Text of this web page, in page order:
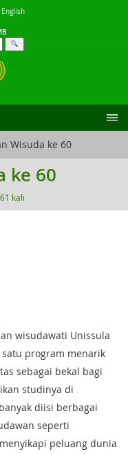
English
Wisuda ke 60
ke 60
kali
wisudawati Unissula
program menarik
sebagai bekal bagi
studinya di
diisi berbagai
seperti
peluang dunia